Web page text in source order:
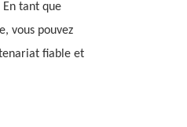
tant que
vous pouvez
fiable et